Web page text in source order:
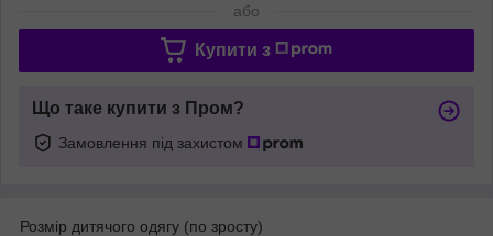
або
Купити з
Що таке купити з Пром?
Замовлення під захистом
Розмір дитячого одягу (по зросту)